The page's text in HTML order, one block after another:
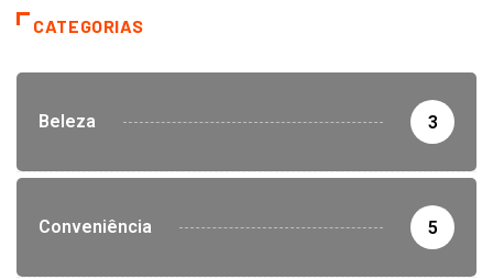
CATEGORIAS
Beleza 3
Conveniência 5